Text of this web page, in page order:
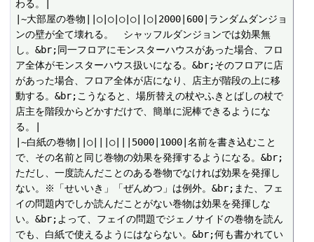
わる。|
|~大部屋の巻物||○|○|○|○||○|2000|600|ランダムダンジョ
ンの壁が全て壊れる。　シャッフルダンジョンでは効果無
し。&br;同一フロアにモンスターハウスがあった場合、フロ
ア全体がモンスターハウス扱いになる。&br;そのフロアに店
があった場合、フロア全体が店になり、店主が階段の上に移
動する。&br;こうなると、場所替えの杖やふきとばしの杖で
店主を階段からどかすだけで、簡単に泥棒できるようにな
る。|
|~白紙の巻物||○|||○|||5000|1000|名前を書き込むこと
で、その名前と同じ巻物の効果を発揮するようになる。&br;
ただし、一度読んだことのある巻物でなければ効果を発揮し
ない。※「せいいき」「ぜんめつ」は例外。&br;また、フェ
イの問題内でしか読んだことがない巻物は効果を発揮しな
い。&br;よって、フェイの問題でジェノサイドの巻物を読ん
でも、白紙で使えるようにはならない。&br;何も書かれてい